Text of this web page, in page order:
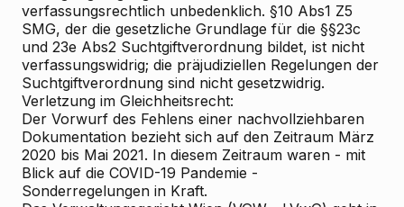
verfassungsrechtlich unbedenklich. §10 Abs1 Z5
SMG, der die gesetzliche Grundlage für die §§23c
und 23e Abs2 Suchtgiftverordnung bildet, ist nicht
verfassungswidrig; die präjudiziellen Regelungen der
Suchtgiftverordnung sind nicht gesetzwidrig.
Verletzung im Gleichheitsrecht:
Der Vorwurf des Fehlens einer nachvollziehbaren
Dokumentation bezieht sich auf den Zeitraum März
2020 bis Mai 2021. In diesem Zeitraum waren - mit
Blick auf die COVID-19 Pandemie -
Sonderregelungen in Kraft.